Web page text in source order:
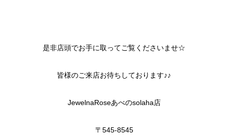
是非店頭でお手に取ってご覧くださいませ☆
皆様のご来店お待ちしております♪♪
JewelnaRoseあべのsolaha店
〒545-8545